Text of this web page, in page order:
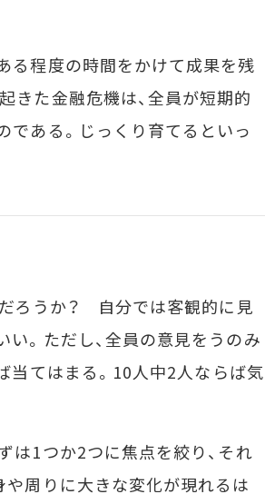
る程度の時間をかけて成果を残
きた金融危機は、全員が短期的
である。じっくり育てるといっ
ろうか？ 自分では客観的に見
。ただし、全員の意見をうのみ
当てはまる。10人中2人ならば気
は1つか2つに焦点を絞り、それ
や周りに大きな変化が現れるは